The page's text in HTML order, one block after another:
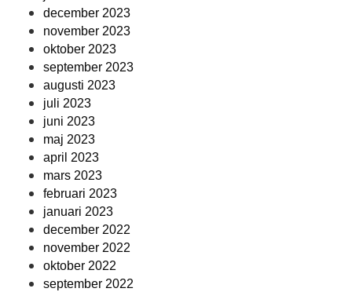
december 2023
november 2023
oktober 2023
september 2023
augusti 2023
juli 2023
juni 2023
maj 2023
april 2023
mars 2023
februari 2023
januari 2023
december 2022
november 2022
oktober 2022
september 2022